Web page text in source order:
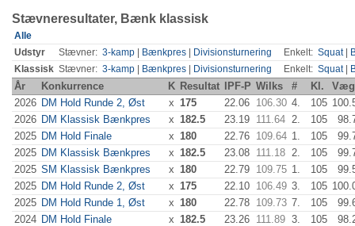
Stævneresultater, Bænk klassisk
Alle
Udstyr
Stævner: 3-kamp Bænkpres Divisionsturnering Enkelt: Squat|
Klassisk Stævner: 3-kamp Bænkpres Divisionsturnering Enkelt: Squat|
År Konkurrence K Resultat IPF-P Wilks # Kl.
2026 DM Hold Runde 2, Øst x 175 22.06 106.30 4. 105
2026 DM Klassisk Bænkpres x 182.5 23.19 111.64 2. 105
2025 DM Hold Finale x 180 22.76 109.64 1. 105
2025 DM Klassisk Bænkpres x 182.5 23.08 111.18 2. 105
2025 SM Klassisk Bænkpres x 180 22.79 109.75 1. 105
2025 DM Hold Runde 2, Øst x 175 22.10 106.49 3. 105
2025 DM Hold Runde 1, Øst x 180 22.78 109.73 7. 105
2024 DM Hold Finale x 182.5 23.26 111.89 3. 105